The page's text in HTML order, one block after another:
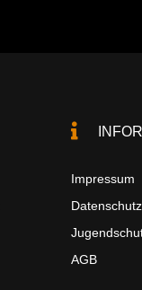
Impressum
Datenschutz
AGB